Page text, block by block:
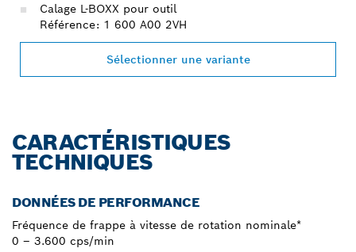
Calage L-BOXX pour outil
Référence: 1 600 A00 2VH
Sélectionner une variante
CARACTÉRISTIQUES
TECHNIQUES
DONNÉES DE PERFORMANCE
Fréquence de frappe à vitesse de rotation nominale*
0 – 3.600 cps/min